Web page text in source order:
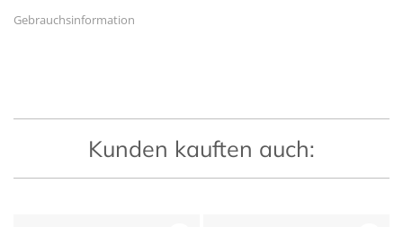
Gebrauchsinformation
Kunden kauften auch: